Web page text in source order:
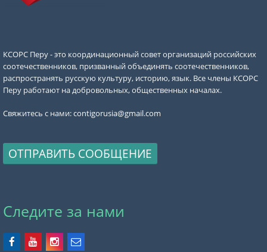
КСОРС Перу - это координационный совет организаций российских
соотечественников, призванный объединять соотечественников,
распространять русскую культуру, историю, язык. Все члены КСОРС
Перу работают на добровольных, общественных началах.
Свяжитесь с нами:contigorusia@gmail.com
ОТПРАВИТЬ СООБЩЕНИЕ
Следите за нами